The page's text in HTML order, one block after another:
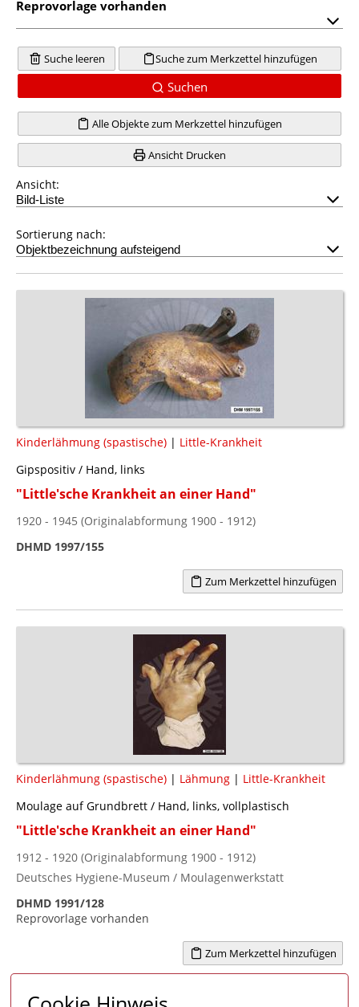
Reprovorlage vorhanden
Suche leeren Suche zum Merkzettel hinzufügen
Suchen
Alle Objekte zum Merkzettel hinzufügen
Ansicht Drucken
Ansicht:
Sortierung nach:
Kinderlähmung (spastische) | Little-Krankheit
Gipspositiv / Hand, links
"Little'sche Krankheit an einer Hand"
1920 - 1945 (Originalabformung 1900 - 1912)
DHMD 1997/155
Zum Merkzettel hinzufügen
Kinderlähmung (spastische) | Lähmung | Little-Krankheit
Moulage auf Grundbrett / Hand, links, vollplastisch
"Little'sche Krankheit an einer Hand"
1912 - 1920 (Originalabformung 1900 - 1912)
Deutsches Hygiene-Museum / Moulagenwerkstatt
DHMD 1991/128
Reprovorlage vorhanden
Zum Merkzettel hinzufügen